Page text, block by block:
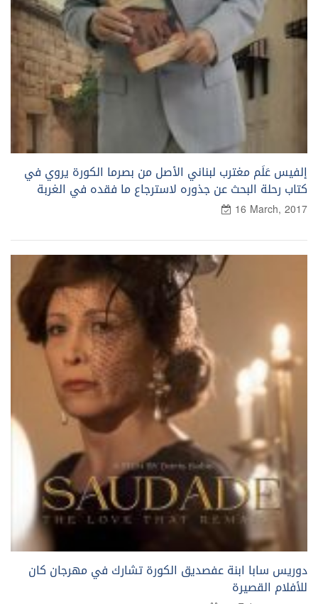
إلفيس عَلَم مغترب لبناني الأصل من بصرما الكورة يروي في
كتاب رحلة البحث عن جذوره لاسترجاع ما فقده في الغربة
16 March, 2017
دوريس سابا ابنة عفصديق الكورة تشارك في مهرجان كان
للأفلام القصيرة